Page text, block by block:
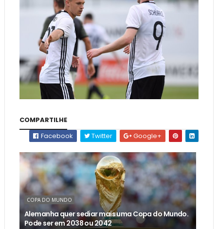
COMPARTILHE
Facebook
Twitter Google+
COPA DO MUNDO
Alemanha quer sediar mais uma Copa do Mundo.
Pode ser em 2038 ou 2042